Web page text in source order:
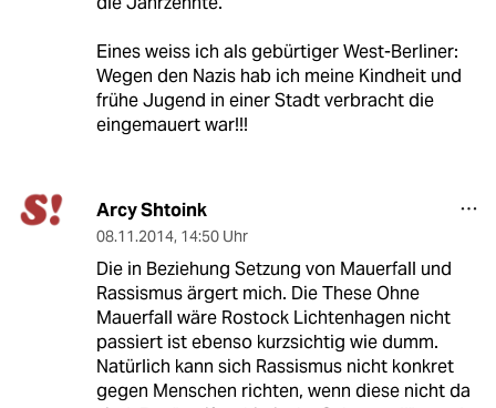
Eines weiss ich als gebürtiger West-Berliner:
Wegen den Nazis hab ich meine Kindheit und
frühe Jugend in einer Stadt verbracht die
eingemauert war!!!
Arcy Shtoink
08.11.2014, 14:50 Uhr
Die in Beziehung Setzung von Mauerfall und
Rassismus ärgert mich. Die These Ohne
Mauerfall wäre Rostock Lichtenhagen nicht
passiert ist ebenso kurzsichtig wie dumm.
Natürlich kann sich Rassismus nicht konkret
gegen Menschen richten, wenn diese nicht da